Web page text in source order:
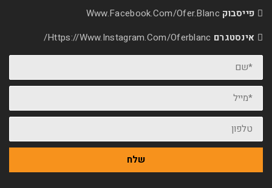
Www.facebook.com/
Https://www.instagram.com/oferblanc/